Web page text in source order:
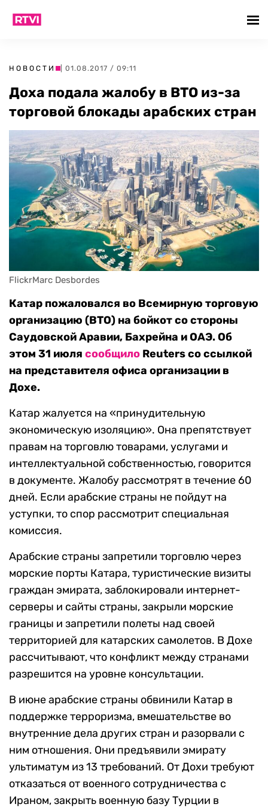
НОВОСТИ | 01.08.2017 / 09:11
Доха подала жалобу в ВТО из-за
торговой блокады арабских стран
FlickrMarc Desbordes
Катар пожаловался во Всемирную торговую
организацию (ВТО) на бойкот со стороны
Саудовской Аравии, Бахрейна и ОАЭ. Об
этом 31 июля сообщило Reuters со ссылкой
на представителя офиса организации в
Дохе.
Катар жалуется на «принудительную
экономическую изоляцию». Она препятствует
правам на торговлю товарами, услугами и
интеллектуальной собственностью, говорится
в документе. Жалобу рассмотрят в течение 60
дней. Если арабские страны не пойдут на
уступки, то спор рассмотрит специальная
комиссия.
Арабские страны запретили торговлю через
морские порты Катара, туристические визиты
граждан эмирата, заблокировали интернет-
серверы и сайты страны, закрыли морские
границы и запретили полеты над своей
территорией для катарских самолетов. В Дохе
рассчитывают, что конфликт между странами
разрешится на уровне консультации.
В июне арабские страны обвинили Катар в
поддержке терроризма, вмешательстве во
внутренние дела других стран и разорвали с
ним отношения. Они предъявили эмирату
ультиматум из 13 требований. От Дохи требуют
отказаться от военного сотрудничества с
Ираном, закрыть военную базу Турции в